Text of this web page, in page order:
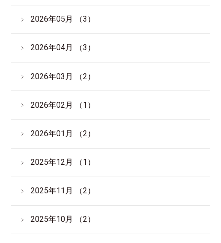
サイトマップ
2026年05月 （3）
2026年04月 （3）
2026年03月 （2）
2026年02月 （1）
2026年01月 （2）
2025年12月 （1）
2025年11月 （2）
2025年10月 （2）